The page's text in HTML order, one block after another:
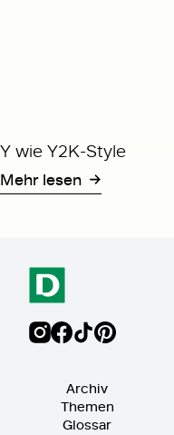
Y wie Y2K-Style
Mehr lesen
Archiv
Themen
Glossar